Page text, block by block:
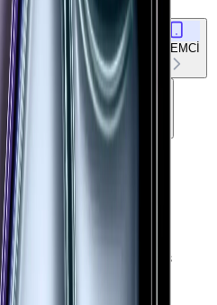
BELLEK & DEPOLAMA İŞLEMCİ
DOKÜMAN & DİĞER
- 11 inç - GPS - Gümüş